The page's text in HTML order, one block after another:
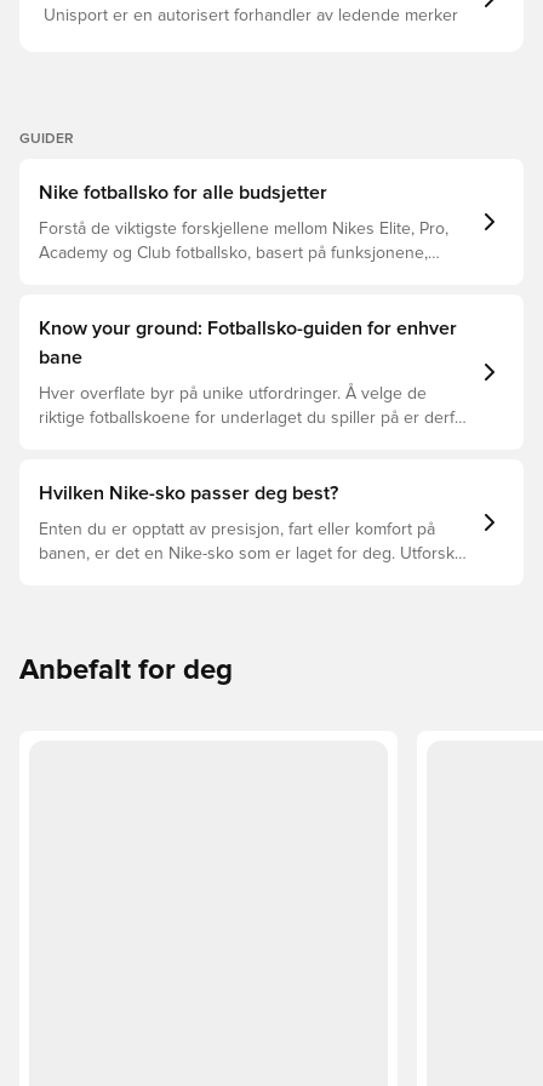
Unisport er en autorisert forhandler av ledende merker
GUIDER
Nike fotballsko for alle budsjetter
Forstå de viktigste forskjellene mellom Nikes Elite, Pro,
Academy og Club fotballsko, basert på funksjonene,
Know your ground: Fotballsko-guiden for enhver
bane
Hver overflate byr på unike utfordringer. Å velge de
riktige fotballskoene for underlaget du spiller på er derfor
fotballsko som er det beste valget for de forskjellige
Hvilken Nike-sko passer deg best?
Enten du er opptatt av presisjon, fart eller komfort på
banen, er det en Nike-sko som er laget for deg. Utforsk
Anbefalt for deg